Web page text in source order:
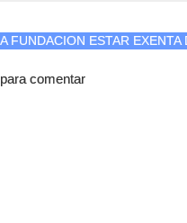
FUNDACION ESTAR EXENTA
para comentar